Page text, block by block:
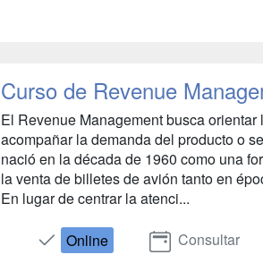
Curso de Revenue
El Revenue Management busca
acompañar la demanda del producto o
nació en la década de 1960 como una
la venta de billetes de avión tanto en
En lugar de centrar la atenci...
Online Consultar